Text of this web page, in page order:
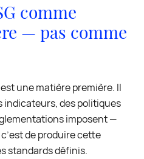
comme
— pas comme
une matière première. Il
indicateurs, des politiques
imposent —
de produire cette
standards définis.